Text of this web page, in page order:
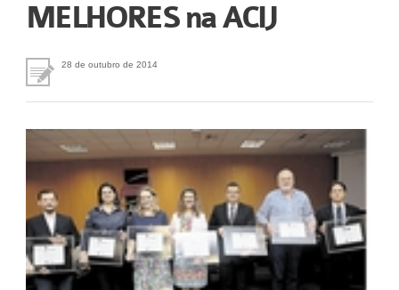
Abrangência
Acervo
Agenda
Fale Conosco
NOSSAS ASSOCIADAS
SEJA UM ASSOCIADO
MELHORES na ACIJ
28 de outubro de 2014